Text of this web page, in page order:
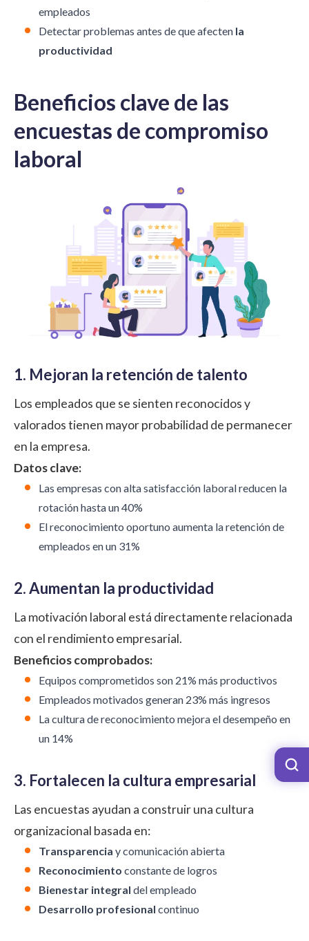
empleados
Detectar problemas antes de que afecten la
productividad
Beneficios clave de las
encuestas de compromiso
laboral
1. Mejoran la retención de talento
Los empleados que se sienten reconocidos y
valorados tienen mayor probabilidad de permanecer
en la empresa.
Datos clave:
Las empresas con alta satisfacción laboral reducen la
rotación hasta un 40%
El reconocimiento oportuno aumenta la retención de
empleados en un 31%
2. Aumentan la productividad
La motivación laboral está directamente relacionada
con el rendimiento empresarial.
Beneficios comprobados:
Equipos comprometidos son 21% más productivos
Empleados motivados generan 23% más ingresos
La cultura de reconocimiento mejora el desempeño en
un 14%
3. Fortalecen la cultura empresarial
Las encuestas ayudan a construir una cultura
organizacional basada en:
Transparencia y comunicación abierta
Reconocimiento constante de logros
Bienestar integral del empleado
Desarrollo profesional continuo